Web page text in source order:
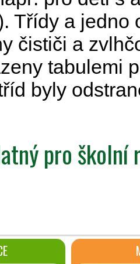
Třídy a
čističi a
tabulemi
byly
pro